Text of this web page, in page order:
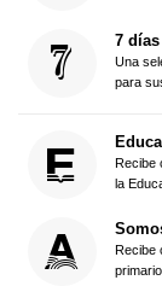
7
Una
para
Recibe
la
Recibe
primario